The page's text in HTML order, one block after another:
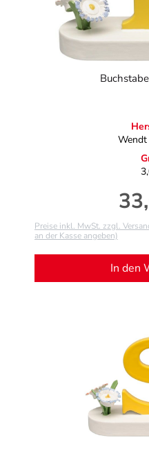
Wendt
Preise inkl. MwSt. zzgl.
an der Kasse angeben)
In den